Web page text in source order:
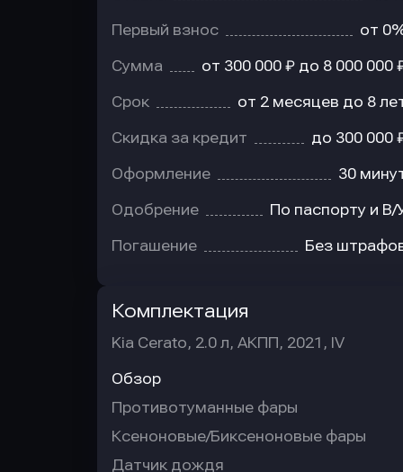
Первый взнос от
Сумма от 300 000 ₽ до 8 000 000
Срок от 2 месяцев до 8
Скидка за кредит до 300 000
Оформление 30
Одобрение По паспорту и В/
Погашение Без
Комплектация
Kia Cerato, 2.0 л, АКПП, 2021, IV
Обзор
Противотуманные фары
Ксеноновые/Биксеноновые фары
Датчик дождя